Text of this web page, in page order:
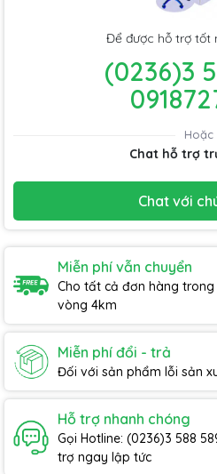
Để được hỗ trợ tốt
(0236)3
Hoặc
Chat hỗ trợ
Chat với
Miễn phí vẫn chuyển
Cho tất cả đơn hàng
vòng 4km
Miễn phí đổi - trả
Đối với sản phẩm lỗi sản
Hỗ trợ nhanh chóng
Gọi Hotline: (0236)3 588
trợ ngay lập tức